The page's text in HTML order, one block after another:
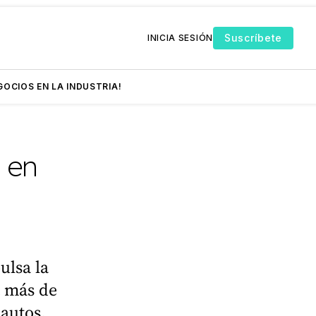
INICIA SESIÓN Suscríbete
EN LA INDUSTRIA!
la
de